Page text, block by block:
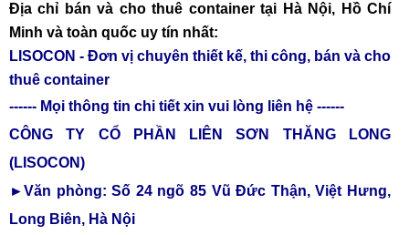
Địa chỉ bán và cho thuê container tại Hà Nội, Hồ Chí
Minh và toàn quốc uy tín nhất:
LISOCON - Đơn vị chuyên thiết kế, thi công, bán và cho
thuê container
------ Mọi thông tin chi tiết xin vui lòng liên hệ ------
CÔNG TY CỔ PHẦN LIÊN SƠN THĂNG LONG
(LISOCON)
►Văn phòng: Số 24 ngõ 85 Vũ Đức Thận, Việt Hưng,
Long Biên, Hà Nội